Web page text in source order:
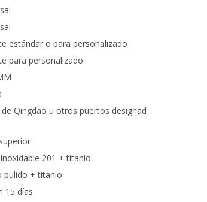
estándar o para personalizado
para personalizado
Qingdao u otros puertos designad
201 + titanio
pulido + titanio
15 días